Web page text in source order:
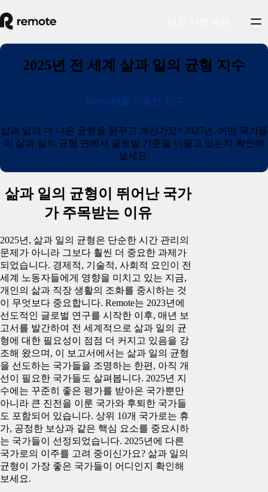
2025년 전 세계 삶과 일의 균형 지수
삶과 일의 더 나은 균형을 꿈꾸고 계신가요? 2025년, 어떤 국가들
이 삶과 일의 균형 면에서 글로벌 기준을 이끌고 있는지 확인해
보세요.
Remote를 이용한 전근
삶과 일의 균형이 뛰어난 국가
가 주목받는 이유
2025년, 삶과 일의 균형은 단순한 시간 관리의
문제가 아니라 그보다 훨씬 더 중요한 과제가
되었습니다. 경제적, 기술적, 사회적 요인이 전
세계 노동자들에게 영향을 미치고 있는 지금,
개인의 삶과 직장 생활의 조화를 중시하는 것
이 무엇보다 중요합니다. Remote는 2023년에
선도적인 글로벌 연구를 시작한 이후, 매년 보
고서를 발간하여 전 세계적으로 삶과 일의 균
형에 대한 필요성이 점점 더 커지고 있음을 강
조해 왔으며, 이 보고서에서는 삶과 일의 균형
을 선도하는 국가들을 조명하는 한편, 아직 개
선이 필요한 국가들도 살펴봅니다. 2025년 지
수에는 꾸준히 좋은 평가를 받아온 국가뿐만
아니라 큰 진전을 이룬 국가와 후퇴한 국가들
도 포함되어 있습니다. 상위 10개 국가로는 휴
가, 공정한 보상과 같은 핵심 요소를 중요시하
는 국가들이 선정되었습니다. 2025년에 다른
국가로의 이주를 고려 중이신가요? 삶과 일의
균형이 가장 좋은 국가들이 어디인지 확인해
보세요.